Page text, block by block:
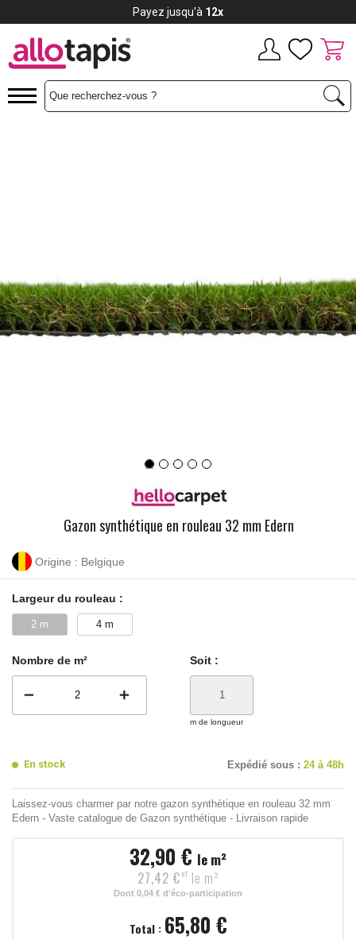
Gazon synthétique en rouleau 32 mm Edern
Origine : Belgique
Largeur du rouleau :
2 m 4 m
Nombre de m²
remove add
Soit :
m de longueur
En stock Expédié sous : 24 à 48h
Laissez-vous charmer par notre gazon synthétique en rouleau 32 mm
Edern - Vaste catalogue de Gazon synthétique - Livraison rapide
32,90 € le m²
27,42 € HT le m²
Dont 0,04 € d'éco-participation
Total : 65,80 €
Payez jusqu'à 12x